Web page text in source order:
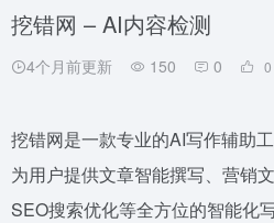
挖错网 – AI内容检测
4个月前更新 150 0 0
挖错网是一款专业的AI写作辅助
为用户提供文章智能撰写、营销
SEO搜索优化等全方位的智能化